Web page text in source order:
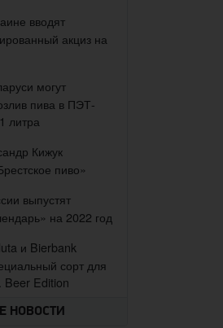
вводят
акциз на
могут
пива в ПЭТ-
литра
Кижук
пиво»
выпустят
на 2022 год
и Bierbank
сорт для
Beer Edition
НОВОСТИ